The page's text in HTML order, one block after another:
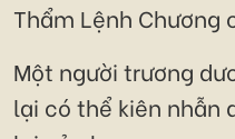
Thẩm Lệnh Chương
Một người trương
lại có thể kiên nhẫn